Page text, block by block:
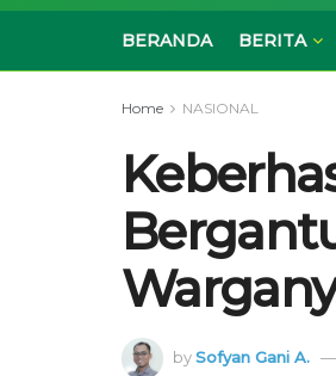
BERANDA BERITA
Home NASIONAL
bySofyan Gani A.